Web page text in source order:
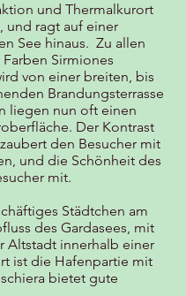
und Thermalkurort
und ragt auf einer
See hinaus. Zu allen
Sirmiones
von einer breiten, bis
Brandungsterrasse
liegen nun oft einen
Der Kontrast
den Besucher mit
und die Schönheit des
mit.
Städtchen am
des Gardasees, mit
Altstadt innerhalb einer
ist die Hafenpartie mit
bietet gute